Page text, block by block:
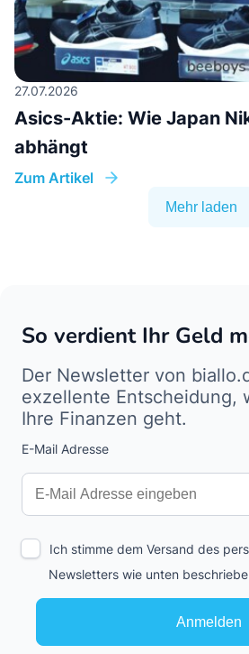
27.07.2026
Asics-Aktie: Wie Japan
abhängt
Zum Artikel
Mehr laden
So verdient Ihr Geld
Der Newsletter von
exzellente Entscheidung,
Ihre Finanzen geht.
E-Mail Adresse
Interests
Amount
Anmelden
Ich stimme dem Versand des
Newsletters wie unten